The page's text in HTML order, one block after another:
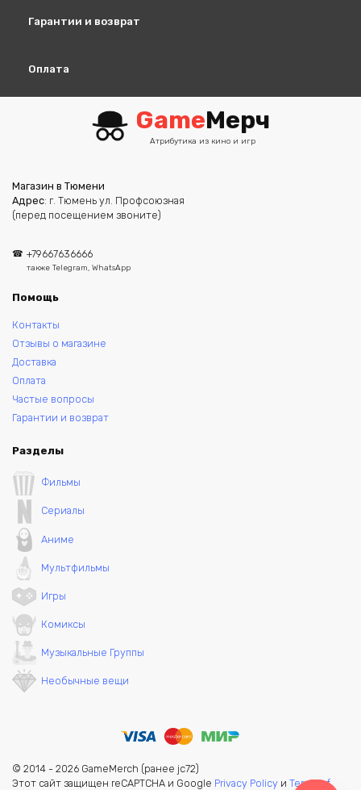
Гарантии и возврат
Оплата
GameМерч
Атрибутика из кино и игр
Магазин в Тюмени
Адрес: г. Тюмень ул. Профсоюзная
(перед посещением звоните)
+79667636666
также Telegram, WhatsApp
Помощь
Контакты
Отзывы о магазине
Доставка
Оплата
Частые вопросы
Гарантии и возврат
Разделы
Фильмы
Сериалы
Аниме
Мультфильмы
Игры
Комиксы
Музыкальные Группы
Необычные вещи
© 2014 - 2026 GameMerch (ранее jc72)
Этот сайт защищен reCAPTCHA и Google Privacy Policy и Terms of